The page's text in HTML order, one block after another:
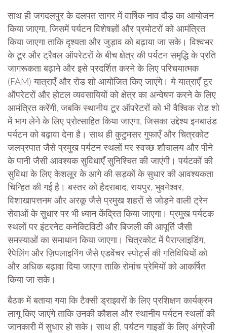
साथ ही जगदलपुर के दलपत सागर में वार्षिक नाव दौड़ का आयोजन
किया जाएगा, जिसमें पर्यटन विशेषज्ञों और प्रमोटरों को आमंत्रित
किया जाएगा ताकि दृश्यता और जुड़ाव को बढ़ाया जा सके। विश्वभर
के टूर और ट्रैवल ऑपरेटरों के बीच क्षेत्र की पर्यटन समृद्धि के प्रति
जागरूकता बढ़ाने और इसे प्रदर्शित करने के लिए परिचयात्मक
(FAM) यात्राएँ और रोड शो आयोजित किए जाएंगे। ये यात्राएँ टूर
ऑपरेटरों और होटल व्यवसायियों को क्षेत्र का अन्वेषण करने के लिए
आमंत्रित करेंगी, जबकि स्थानीय टूर ऑपरेटरों को भी वैश्विक रोड शो
में भाग लेने के लिए प्रोत्साहित किया जाएगा, जिसका उद्देश्य इनबाउंड
पर्यटन को बढ़ावा देना है। साथ ही कुटुमसर गुफाएँ और चित्रकोट
जलप्रपात जैसे प्रमुख पर्यटन स्थलों पर स्वच्छ शौचालय और पीने
के पानी जैसी आवश्यक सुविधाएँ सुनिश्चित की जाएंगी। पर्यटकों की
सुविधा के लिए केशलूर के आगे की सड़कों के सुधार की आवश्यकता
चिन्हित की गई है। बस्तर को हैदराबाद, रायपुर, भुवनेश्वर,
विशाखापत्तनम और अरकू जैसे प्रमुख शहरों से जोड़ने वाली ट्रेन
सेवाओं के सुधार पर भी ध्यान केंद्रित किया जाएगा। प्रमुख पर्यटक
स्थलों पर इंटरनेट कनेक्टिविटी और बिजली की आपूर्ति जैसी
समस्याओं का समाधान किया जाएगा। चित्रकोट में पैराग्लाइडिंग,
रैपेलिंग और ज़िपलाइनिंग जैसे एडवेंचर स्पोर्ट्स की गतिविधियों को
और अधिक बढ़ावा दिया जाएगा ताकि रोमांच प्रेमियों को आकर्षित
किया जा सके।
बैठक में बताया गया कि टैक्सी ड्राइवरों के लिए प्रशिक्षण कार्यक्रम
लागू किए जाएंगे ताकि उनकी कौशल और स्थानीय पर्यटन स्थलों की
जानकारी में सुधार हो सके। साथ ही, पर्यटन गाइडों के लिए अंग्रेजी